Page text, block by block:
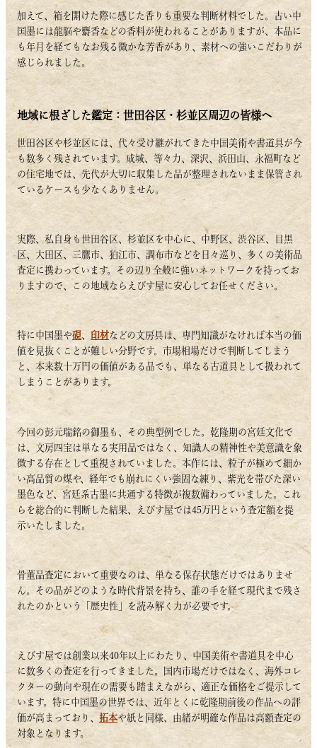
加えて、箱を開けた際に感じた香りも重要な判断材料でした。古い中
国墨には龍脳や麝香などの香料が使われることがありますが、本品に
も年月を経てもなお残る微かな芳香があり、素材への強いこだわりが
感じられました。
地域に根ざした鑑定：世田谷区・杉並区周辺の皆様へ
世田谷区や杉並区には、代々受け継がれてきた中国美術や書道具が今
も数多く残されています。成城、等々力、深沢、浜田山、永福町など
の住宅地では、先代が大切に収集した品が整理されないまま保管され
ているケースも少なくありません。
実際、私自身も世田谷区、杉並区を中心に、中野区、渋谷区、目黒
区、大田区、三鷹市、狛江市、調布市などを日々巡り、多くの美術品
査定に携わっています。その辺り全般に強いネットワークを持ってお
りますので、この地域ならえびす屋に安心してお任せください。
特に中国墨や硯、 印材などの文房具は、専門知識がなければ本当の価
値を見抜くことが難しい分野です。市場相場だけで判断してしまう
と、本来数十万円の価値がある品でも、単なる古道具として扱われて
しまうことがあります。
今回の彭元瑞銘の御墨も、その典型例でした。乾隆期の宮廷文化で
は、文房四宝は単なる実用品ではなく、知識人の精神性や美意識を象
徴する存在として重視されていました。本作には、粒子が極めて細か
い高品質の煤や、経年でも崩れにくい強固な練り、紫光を帯びた深い
墨色など、宮廷系古墨に共通する特徴が複数備わっていました。これ
らを総合的に判断した結果、えびす屋では45万円という査定額を提
示いたしました。
骨董品査定において重要なのは、単なる保存状態だけではありませ
ん。その品がどのような時代背景を持ち、誰の手を経て現代まで残さ
れたのかという「歴史性」を読み解く力が必要です。
えびす屋では創業以来40年以上にわたり、中国美術や書道具を中心
に数多くの査定を行ってきました。国内市場だけではなく、海外コレ
クターの動向や現在の需要も踏まえながら、適正な価格をご提示して
います。特に中国墨の世界では、近年とくに乾隆期前後の作品への評
価が高まっており、 拓本や紙と同様、由緒が明確な作品は高額査定の
対象となります。